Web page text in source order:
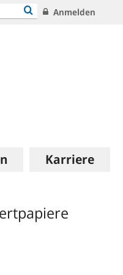
Anmelden
Karriere